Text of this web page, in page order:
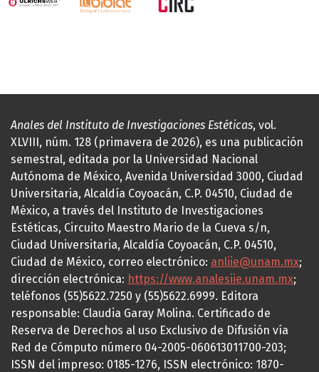
Anales del Instituto de Investigaciones Estéticas, vol.
XLVIII, núm. 128 (primavera de 2026), es una publicación
semestral, editada por la Universidad Nacional
Autónoma de México, Avenida Universidad 3000, Ciudad
Universitaria, Alcaldía Coyoacán, C.P. 04510, Ciudad de
México, a través del Instituto de Investigaciones
Estéticas, Circuito Maestro Mario de la Cueva s/n,
Ciudad Universitaria, Alcaldía Coyoacán, C.P. 04510,
Ciudad de México, correo electrónico: anliie@unam.mx;
dirección electrónica: https://www.analesiie.unam.mx;
teléfonos (55)5622.7250 y (55)5622.6999. Editora
responsable: Claudia Garay Molina. Certificado de
Reserva de Derechos al uso Exclusivo de Difusión vía
Red de Cómputo número 04-2005-060613011700-203;
ISSN del impreso: 0185-1276, ISSN electrónico: 1870-